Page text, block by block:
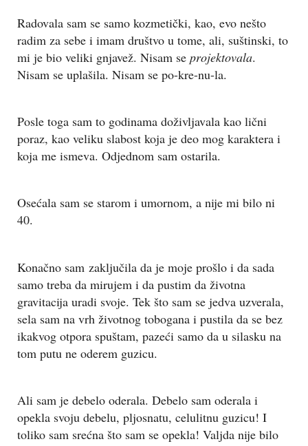
Radovala sam se samo kozmetički, kao, evo nešto
radim za sebe i imam društvo u tome, ali, suštinski, to
mi je bio veliki gnjavež. Nisam se projektovala.
Nisam se uplašila. Nisam se po-kre-nu-la.
Posle toga sam to godinama doživljavala kao lični
poraz, kao veliku slabost koja je deo mog karaktera i
koja me ismeva. Odjednom sam ostarila.
Osećala sam se starom i umornom, a nije mi bilo ni
40.
Konačno sam zaključila da je moje prošlo i da sada
samo treba da mirujem i da pustim da životna
gravitacija uradi svoje. Tek što sam se jedva uzverala,
sela sam na vrh životnog tobogana i pustila da se bez
ikakvog otpora spuštam, pazeći samo da u silasku na
tom putu ne oderem guzicu.
Ali sam je debelo oderala. Debelo sam oderala i
opekla svoju debelu, pljosnatu, celulitnu guzicu! I
toliko sam srećna što sam se opekla! Valjda nije bilo